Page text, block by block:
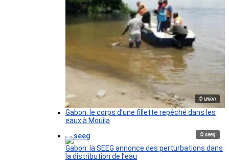
© union
Gabon: le corps d’une fillette repêché dans les
eaux à Mouila
© seeg
Gabon: la SEEG annonce des perturbations dans
la distribution de l’eau